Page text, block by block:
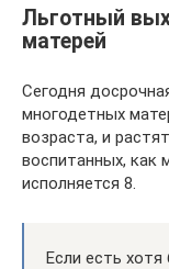
Льготный
матерей
Сегодня
многодетных
возраста, и
воспитанных, как
исполняется 8.
Если есть